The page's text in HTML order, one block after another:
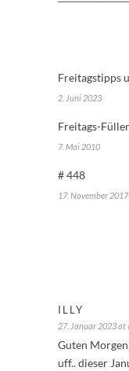
Freitagstipps
2. Juni 2023
Freitags-
7. Mai 2010
# 448
17. November 2017
ILLY
27. Januar 2023 at
Guten
uff.. dieser